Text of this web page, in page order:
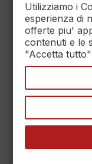
30 DAYS
Reso Garantito
Utilizziamo i
esperienza di
offerte piu'
contenuti e le
"Accetta